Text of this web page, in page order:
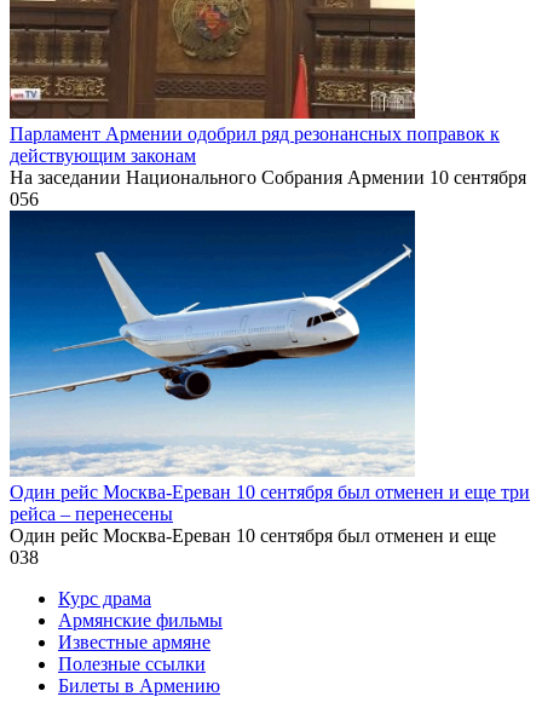
Парламент Армении одобрил ряд резонансных поправок к
действующим законам
На заседании Национального Собрания Армении 10 сентября
056
Один рейс Москва-Ереван 10 сентября был отменен и еще три
рейса – перенесены
Один рейс Москва-Ереван 10 сентября был отменен и еще
038
Курс драма
Армянские фильмы
Известные армяне
Полезные ссылки
Билеты в Армению